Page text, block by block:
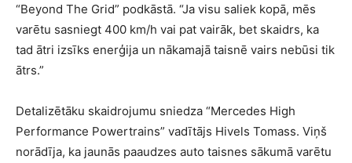
“Beyond The Grid” podkāstā. “Ja visu saliek kopā, mēs
varētu sasniegt 400 km/h vai pat vairāk, bet skaidrs, ka
tad ātri izsīks enerģija un nākamajā taisnē vairs nebūsi tik
ātrs.”
Detalizētāku skaidrojumu sniedza “Mercedes High
Performance Powertrains” vadītājs Hivels Tomass. Viņš
norādīja, ka jaunās paaudzes auto taisnes sākumā varētu